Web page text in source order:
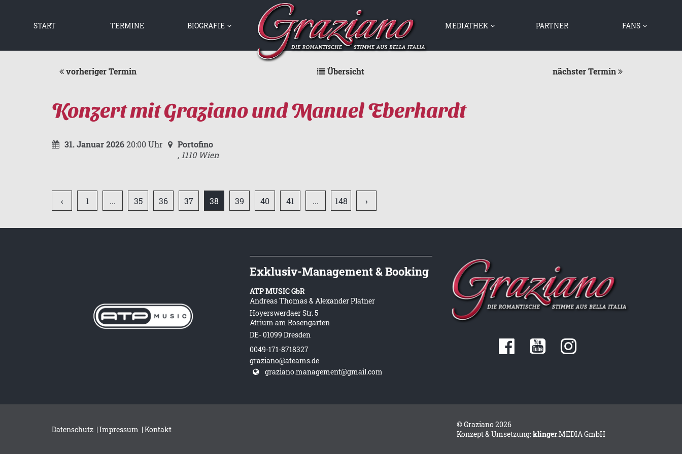
START TERMINE
BIOGRAFIE
MEDIATHEK
GRAZIANO UND DAS
KÜNSTLERN
GRAZIANO AUF DER
BÜHNE
PARTNER
FANS
GÄSTEBUCH
vorheriger Termin Übersicht nächster Termin
Konzert mit Graziano und Manuel Eberhardt
31. Januar 202620:00 Uhr
Portofino
, 1110 Wien
‹ 1 ... 35 36 37 38 39 40 41 ... 148 ›
Exklusiv-Management & Booking
ATP MUSIC GbR
Andreas Thomas & Alexander Platner
Hoyerswerdaer Str. 5
Atrium am Rosengarten
DE- 01099 Dresden
0049-171-8718327
graziano@ateams.de
graziano.management@gmail.com
Datenschutz | Impressum | Kontakt
© Graziano 2026
Konzept & Umsetzung:klinger.MEDIA GmbH